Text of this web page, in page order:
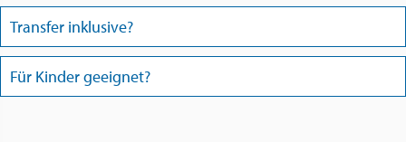
Transfer inklusive?
Für Kinder geeignet?